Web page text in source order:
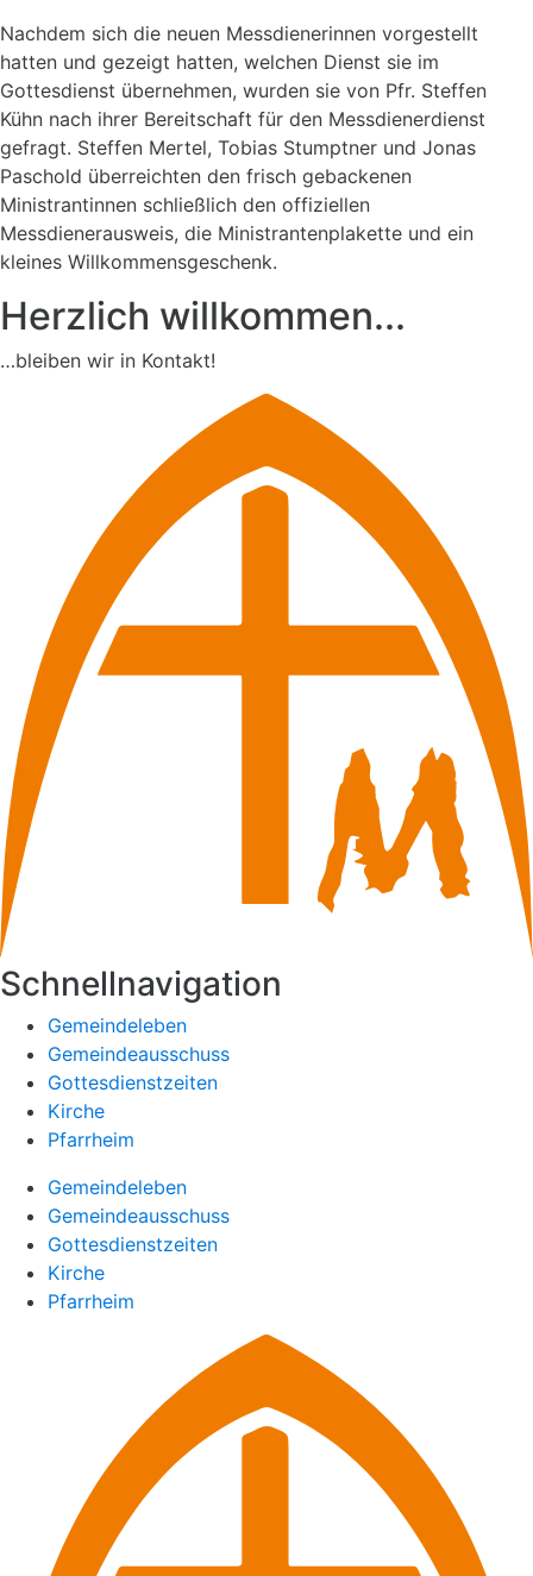
Nachdem sich die neuen Messdienerinnen vorgestellt
hatten und gezeigt hatten, welchen Dienst sie im
Gottesdienst übernehmen, wurden sie von Pfr. Steffen
Kühn nach ihrer Bereitschaft für den Messdienerdienst
gefragt. Steffen Mertel, Tobias Stumptner und Jonas
Paschold überreichten den frisch gebackenen
Ministrantinnen schließlich den offiziellen
Messdienerausweis, die Ministrantenplakette und ein
kleines Willkommensgeschenk.
Herzlich willkommen...
…bleiben wir in Kontakt!
Schnellnavigation
Gemeindeleben
Gemeindeausschuss
Gottesdienstzeiten
Kirche
Pfarrheim
Gemeindeleben
Gemeindeausschuss
Gottesdienstzeiten
Kirche
Pfarrheim